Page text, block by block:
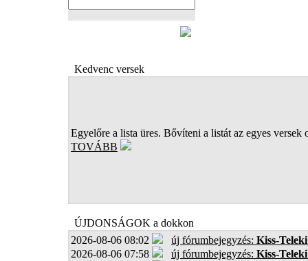
Kedvenc versek
Egyelőre a lista üres. Bővíteni a listát az egyes versek
TOVÁBB
ÚJDONSÁGOK a dokkon
2026-08-06 08:02
új fórumbejegyzés: Kiss-
2026-08-06 07:58
új fórumbejegyzés: Kiss-